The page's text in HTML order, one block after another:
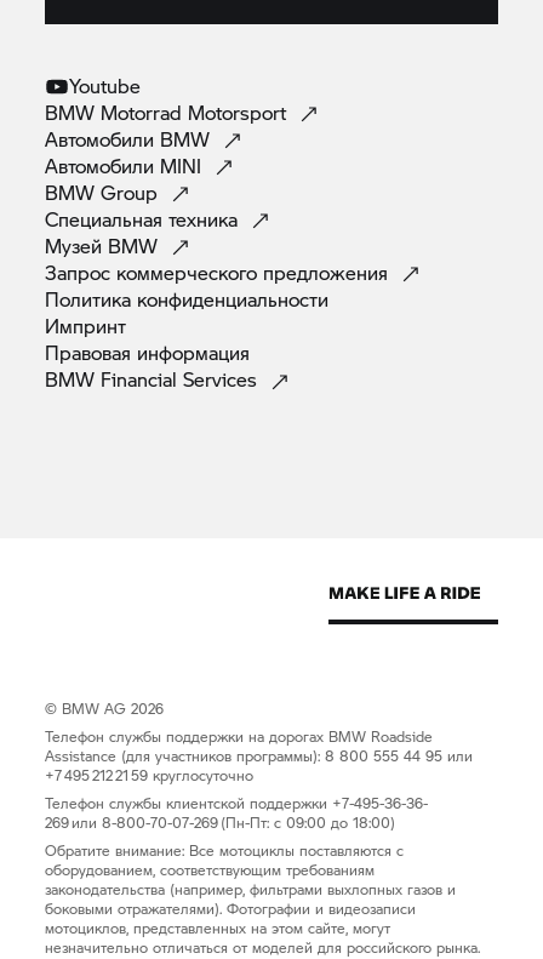
Youtube
BMW Motorrad Motorsport
Автомобили BMW
Автомобили MINI
BMWGroup
Специальнаятехника
Музей BMW
Запрос коммерческого предложения
Политика конфиденциальности
Импринт
Правовая информация
BMW FinancialServices
© BMW AG 2026
Телефон службы поддержки на дорогах BMW Roadside
Assistance (для участников программы): 8 800 555 44 95 или
+7 495 212 21 59 круглосуточно
Телефон службы клиентской поддержки +7-495-36-36-
269 или 8-800-70-07-269 (Пн-Пт: с 09:00 до 18:00)
Обратите внимание: Все мотоциклы поставляются с
оборудованием, соответствующим требованиям
законодательства (например, фильтрами выхлопных газов и
боковыми отражателями). Фотографии и видеозаписи
мотоциклов, представленных на этом сайте, могут
незначительно отличаться от моделей для российского рынка.